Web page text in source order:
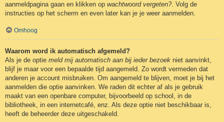
aanmeldpagina gaan en klikken op wachtwoord vergeten?. Volg de
instructies op het scherm en even later kan je je weer aanmelden.
Omhoog
Waarom word ik automatisch afgemeld?
Als je de optie meld mij automatisch aan bij ieder bezoek niet aanvinkt,
blijf je maar voor een bepaalde tijd aangemeld. Zo wordt vermeden dat
anderen je account misbruiken. Om aangemeld te blijven, moet je bij het
aanmelden die optie aanvinken. We raden dit echter af als je gebruik
maakt van een openbare computer, bijvoorbeeld op school, in de
bibliotheek, in een internetcafé, enz. Als deze optie niet beschikbaar is,
heeft de beheerder deze uitgeschakeld.